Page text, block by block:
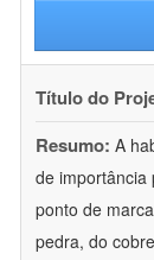
Título do
Resumo: A
de importância
ponto de
pedra, do